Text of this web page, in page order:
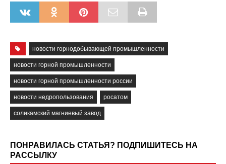
новости горнодобывающей промышленности
новости горной промышленности
новости горной промышленности россии
новости недропользования росатом
соликамский магниевый завод
ПОНРАВИЛАСЬ СТАТЬЯ? ПОДПИШИТЕСЬ НА
РАССЫЛКУ